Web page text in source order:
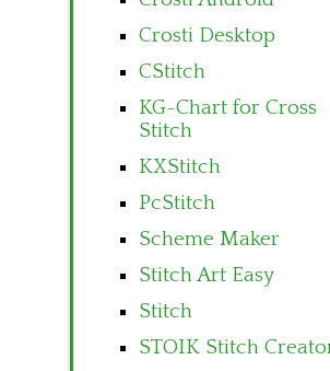
Crosti Desktop
CStitch
KG-Chart for Cross
Stitch
KXStitch
PcStitch
Scheme Maker
Stitch Art Easy
Stitch
STOIK Stitch